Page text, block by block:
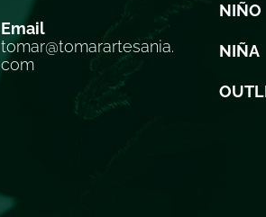
Email
tomar@tomarartesania.
com
NIÑO
NIÑA